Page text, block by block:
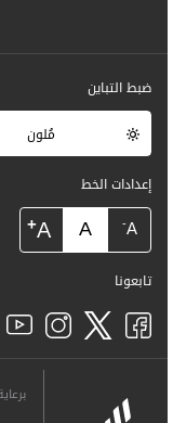
ضبط التباين
مُلون
إعدادات الخط
A
-
A
A
+
تابعونا
برعاية